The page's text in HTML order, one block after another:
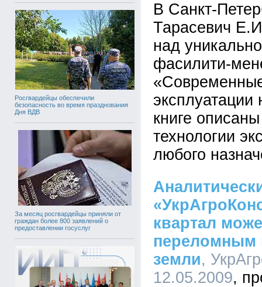
Росгвардейцы обеспечили
безопасность во время празднования
Дня ВДВ
За месяц росгвардейцы приняли от
граждан более 800 заявлений о
предоставлении госуслуг
В Санкт-
Тарасевич
над
фасилити-
книге
технологии
любого
квартал
переломным
земли,
12.05.2009